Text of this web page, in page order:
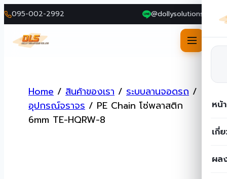
095-002-2992 @dollysolutions
หน้
เกี่
ผล
contentHome / สินค้าของเรา / ระบบลานจอดรถ /
อุปกรณ์จราจร / PE Chain โซ่พลาสติก
6mm TE-HQRW-8